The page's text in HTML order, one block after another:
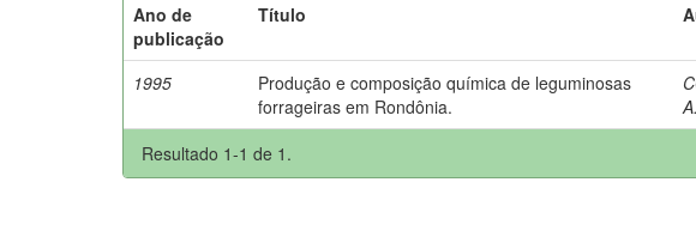
Ano de
publicação
Título
1995
Produção e composição química de leguminosas
forrageiras em Rondônia.
A.
Resultado 1-1 de 1.